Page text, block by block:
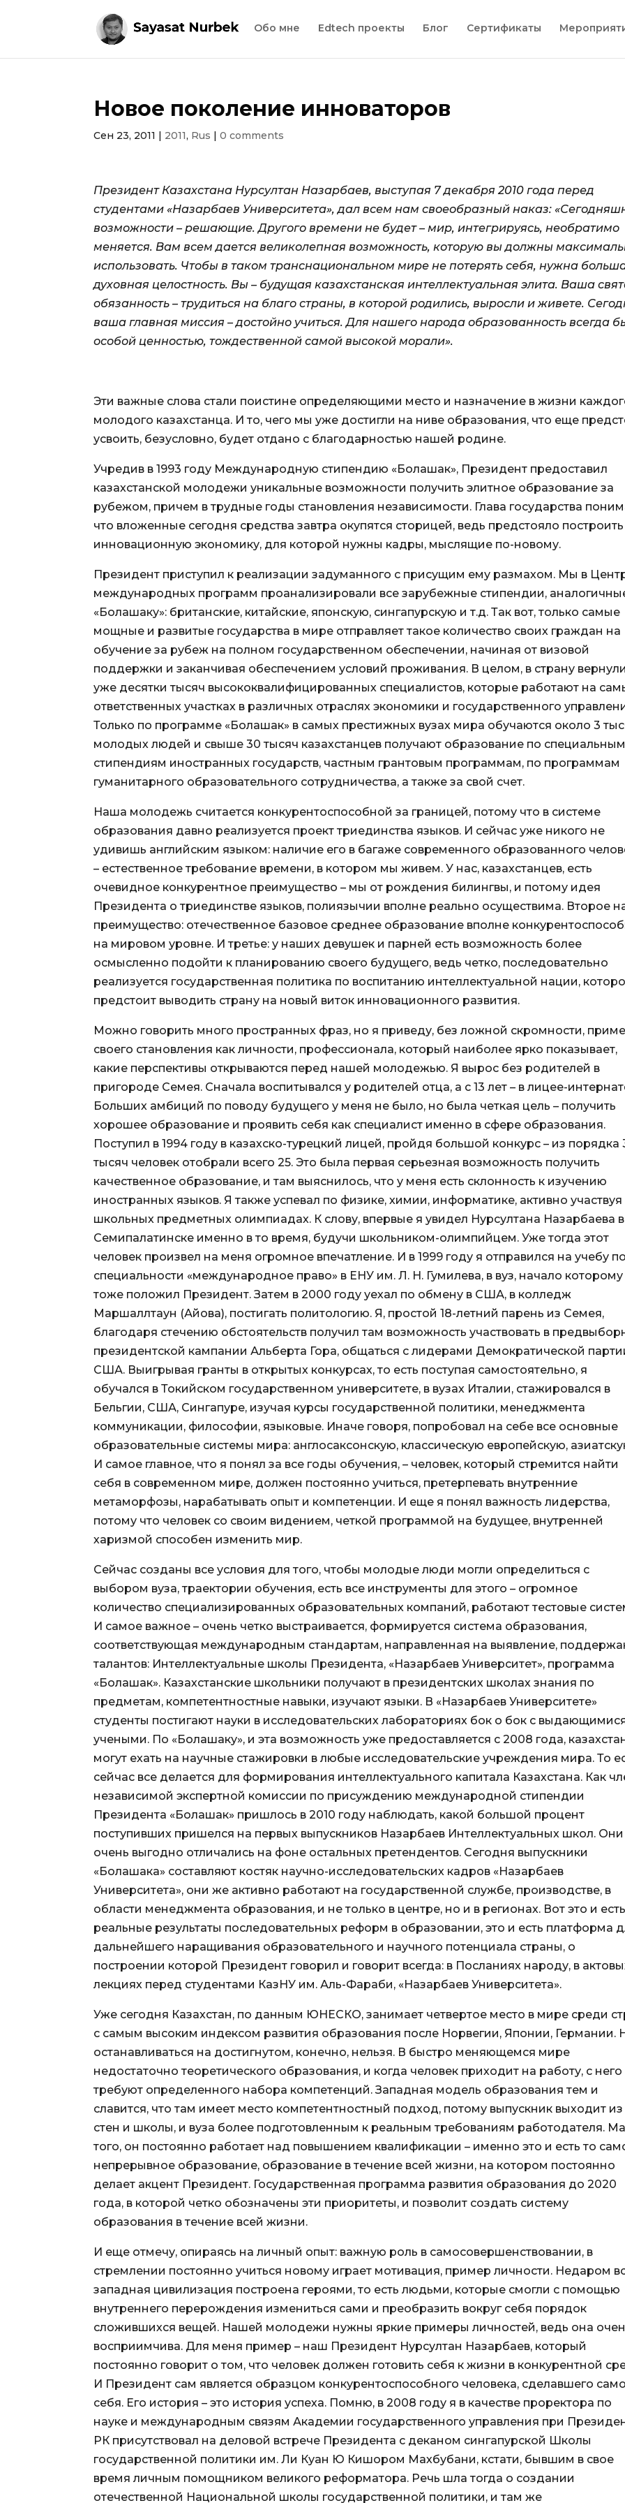
Обо мне Edtech проекты Блог Сертификаты
Новое поколение инноваторов
Сен 23, 2011 | 2011, Rus |0 comments
Президент Казахстана Нурсултан Назарбаев, выступая 7 декабря 2010 года перед
студентами «Назарбаев Университета», дал всем нам своеобразный наказ:
возможности – решающие. Другого времени не будет – мир, интегрируясь, необратимо
меняется. Вам всем дается великолепная возможность, которую вы должны
использовать. Чтобы в таком транснациональном мире не потерять себя, нужна
духовная целостность. Вы – будущая казахстанская интеллектуальная элита. Ваша
обязанность – трудиться на благо страны, в которой родились, выросли и живете.
ваша главная миссия – достойно учиться. Для нашего народа образованность всегда
особой ценностью, тождественной самой высокой морали».
Эти важные слова стали поистине определяющими место и назначение в жизни
молодого казахстанца. И то, чего мы уже достигли на ниве образования, что еще
усвоить, безусловно, будет отдано с благодарностью нашей родине.
Учредив в 1993 году Международную стипендию «Болашак», Президент предоставил
казахстанской молодежи уникальные возможности получить элитное образование за
рубежом, причем в трудные годы становления независимости. Глава государства
что вложенные сегодня средства завтра окупятся сторицей, ведь предстояло построить
инновационную экономику, для которой нужны кадры, мыслящие по-новому.
Президент приступил к реализации задуманного с присущим ему размахом. Мы в
международных программ проанализировали все зарубежные стипендии,
«Болашаку»: британские, китайские, японскую, сингапурскую и т.д. Так вот, только самые
мощные и развитые государства в мире отправляет такое количество своих граждан на
обучение за рубеж на полном государственном обеспечении, начиная от визовой
поддержки и заканчивая обеспечением условий проживания. В целом, в страну
уже десятки тысяч высококвалифицированных специалистов, которые работают на
ответственных участках в различных отраслях экономики и государственного
Только по программе «Болашак» в самых престижных вузах мира обучаются около 3
молодых людей и свыше 30 тысяч казахстанцев получают образование по специальным
стипендиям иностранных государств, частным грантовым программам, по программам
гуманитарного образовательного сотрудничества, а также за свой счет.
Наша молодежь считается конкурентоспособной за границей, потому что в системе
образования давно реализуется проект триединства языков. И сейчас уже никого не
удивишь английским языком: наличие его в багаже современного образованного
– естественное требование времени, в котором мы живем. У нас, казахстанцев, есть
очевидное конкурентное преимущество – мы от рождения билингвы, и потому идея
Президента о триединстве языков, полиязычии вполне реально осуществима. Второе
преимущество: отечественное базовое среднее образование вполне
на мировом уровне. И третье: у наших девушек и парней есть возможность более
осмысленно подойти к планированию своего будущего, ведь четко, последовательно
реализуется государственная политика по воспитанию интеллектуальной нации,
предстоит выводить страну на новый виток инновационного развития.
Можно говорить много пространных фраз, но я приведу, без ложной скромности,
своего становления как личности, профессионала, который наиболее ярко показывает,
какие перспективы открываются перед нашей молодежью. Я вырос без родителей в
пригороде Семея. Сначала воспитывался у родителей отца, а с 13 лет – в лицее-
Больших амбиций по поводу будущего у меня не было, но была четкая цель – получить
хорошее образование и проявить себя как специалист именно в сфере образования.
Поступил в 1994 году в казахско-турецкий лицей, пройдя большой конкурс – из порядка
тысяч человек отобрали всего 25. Это была первая серьезная возможность получить
качественное образование, и там выяснилось, что у меня есть склонность к изучению
иностранных языков. Я также успевал по физике, химии, информатике, активно участвуя
школьных предметных олимпиадах. К слову, впервые я увидел Нурсултана Назарбаева в
Семипалатинске именно в то время, будучи школьником-олимпийцем. Уже тогда этот
человек произвел на меня огромное впечатление. И в 1999 году я отправился на учебу по
специальности «международное право» в ЕНУ им. Л. Н. Гумилева, в вуз, начало которому
тоже положил Президент. Затем в 2000 году уехал по обмену в США, в колледж
Маршаллтаун (Айова), постигать политологию. Я, простой 18-летний парень из Семея,
благодаря стечению обстоятельств получил там возможность участвовать в
президентской кампании Альберта Гора, общаться с лидерами Демократической
США. Выигрывая гранты в открытых конкурсах, то есть поступая самостоятельно, я
обучался в Токийском государственном университете, в вузах Италии, стажировался в
Бельгии, США, Сингапуре, изучая курсы государственной политики, менеджмента
коммуникации, философии, языковые. Иначе говоря, попробовал на себе все основные
образовательные системы мира: англосаксонскую, классическую европейскую,
И самое главное, что я понял за все годы обучения, – человек, который стремится найти
себя в современном мире, должен постоянно учиться, претерпевать внутренние
метаморфозы, нарабатывать опыт и компетенции. И еще я понял важность лидерства,
потому что человек со своим видением, четкой программой на будущее, внутренней
харизмой способен изменить мир.
Сейчас созданы все условия для того, чтобы молодые люди могли определиться с
выбором вуза, траектории обучения, есть все инструменты для этого – огромное
количество специализированных образовательных компаний, работают тестовые
И самое важное – очень четко выстраивается, формируется система образования,
соответствующая международным стандартам, направленная на выявление,
талантов: Интеллектуальные школы Президента, «Назарбаев Университет», программа
«Болашак». Казахстанские школьники получают в президентских школах знания по
предметам, компетентностные навыки, изучают языки. В «Назарбаев Университете»
студенты постигают науки в исследовательских лабораториях бок о бок с
учеными. По «Болашаку», и эта возможность уже предоставляется с 2008 года,
могут ехать на научные стажировки в любые исследовательские учреждения мира. То
сейчас все делается для формирования интеллектуального капитала Казахстана. Как
независимой экспертной комиссии по присуждению международной стипендии
Президента «Болашак» пришлось в 2010 году наблюдать, какой большой процент
поступивших пришелся на первых выпускников Назарбаев Интеллектуальных школ. Они
очень выгодно отличались на фоне остальных претендентов. Сегодня выпускники
«Болашака» составляют костяк научно-исследовательских кадров «Назарбаев
Университета», они же активно работают на государственной службе, производстве, в
области менеджмента образования, и не только в центре, но и в регионах. Вот это и есть
реальные результаты последовательных реформ в образовании, это и есть платформа
дальнейшего наращивания образовательного и научного потенциала страны, о
построении которой Президент говорил и говорит всегда: в Посланиях народу, в
лекциях перед студентами КазНУ им. Аль-Фараби, «Назарбаев Университета».
Уже сегодня Казахстан, по данным ЮНЕСКО, занимает четвертое место в мире среди
с самым высоким индексом развития образования после Норвегии, Японии, Германии.
останавливаться на достигнутом, конечно, нельзя. В быстро меняющемся мире
недостаточно теоретического образования, и когда человек приходит на работу, с него
требуют определенного набора компетенций. Западная модель образования тем и
славится, что там имеет место компетентностный подход, потому выпускник выходит из
стен и школы, и вуза более подготовленным к реальным требованиям работодателя.
того, он постоянно работает над повышением квалификации – именно это и есть то
непрерывное образование, образование в течение всей жизни, на котором постоянно
делает акцент Президент. Государственная программа развития образования до 2020
года, в которой четко обозначены эти приоритеты, и позволит создать систему
образования в течение всей жизни.
И еще отмечу, опираясь на личный опыт: важную роль в самосовершенствовании, в
стремлении постоянно учиться новому играет мотивация, пример личности. Недаром
западная цивилизация построена героями, то есть людьми, которые смогли с помощью
внутреннего перерождения измениться сами и преобразить вокруг себя порядок
сложившихся вещей. Нашей молодежи нужны яркие примеры личностей, ведь она
восприимчива. Для меня пример – наш Президент Нурсултан Назарбаев, который
постоянно говорит о том, что человек должен готовить себя к жизни в конкурентной
И Президент сам является образцом конкурентоспособного человека, сделавшего
себя. Его история – это история успеха. Помню, в 2008 году я в качестве проректора по
науке и международным связям Академии государственного управления при
РК присутствовал на деловой встрече Президента с деканом сингапурской Школы
государственной политики им. Ли Куан Ю Кишором Махбубани, кстати, бывшим в свое
время личным помощником великого реформатора. Речь шла тогда о создании
отечественной Национальной школы государственной политики, и там же